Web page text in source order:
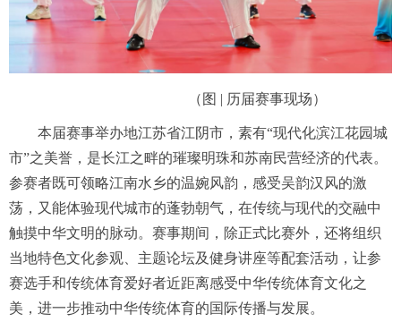
（图 | 历届赛事现场）
本届赛事举办地江苏省江阴市，素有“现代化滨江花园城
市”之美誉，是长江之畔的璀璨明珠和苏南民营经济的代表。
参赛者既可领略江南水乡的温婉风韵，感受吴韵汉风的激
荡，又能体验现代城市的蓬勃朝气，在传统与现代的交融中
触摸中华文明的脉动。赛事期间，除正式比赛外，还将组织
当地特色文化参观、主题论坛及健身讲座等配套活动，让参
赛选手和传统体育爱好者近距离感受中华传统体育文化之
美，进一步推动中华传统体育的国际传播与发展。